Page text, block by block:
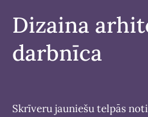
Dizaina
darbnīca
Skrīveru jauniešu telpās